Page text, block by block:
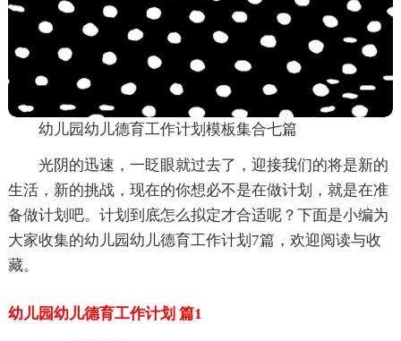
幼儿园幼儿德育工作计划模板集合七篇
光阴的迅速，一眨眼就过去了，迎接我们的将是新的
生活，新的挑战，现在的你想必不是在做计划，就是在准
备做计划吧。计划到底怎么拟定才合适呢？下面是小编为
大家收集的幼儿园幼儿德育工作计划7篇，欢迎阅读与收
藏。
幼儿园幼儿德育工作计划 篇1